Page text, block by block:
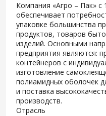
Компания «Агро – Пак» с
обеспечивает
упаковке большинства
продуктов, товаров
изделий. Основными
предприятия являются:
контейнеров с
изготовление
полиамидных оболочек
и поставка
производств.
Отрасль